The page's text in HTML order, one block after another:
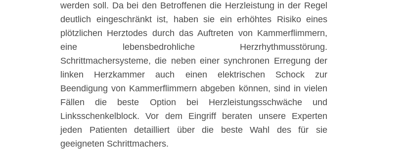
werden soll. Da bei den Betroffenen die Herzleistung in der Regel
deutlich eingeschränkt ist, haben sie ein erhöhtes Risiko eines
plötzlichen Herztodes durch das Auftreten von Kammerflimmern,
eine lebensbedrohliche Herzrhythmusstörung.
Schrittmachersysteme, die neben einer synchronen Erregung der
linken Herzkammer auch einen elektrischen Schock zur
Beendigung von Kammerflimmern abgeben können, sind in vielen
Fällen die beste Option bei Herzleistungsschwäche und
Linksschenkelblock. Vor dem Eingriff beraten unsere Experten
jeden Patienten detailliert über die beste Wahl des für sie
geeigneten Schrittmachers.